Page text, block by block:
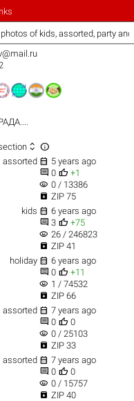
of kids, assorted, party
 
assorted  5 years ago
 0  +1
visibility 0 / 13386
 ZIP 75
kids  6 years ago
 3  +75
visibility 26 / 246823
 ZIP 41
holiday  6 years ago
 0  +11
visibility 1 / 74532
 ZIP 66
assorted  7 years ago
 0  0
visibility 0 / 25103
 ZIP 33
assorted  7 years ago
 0  0
visibility 0 / 15757
 ZIP 40